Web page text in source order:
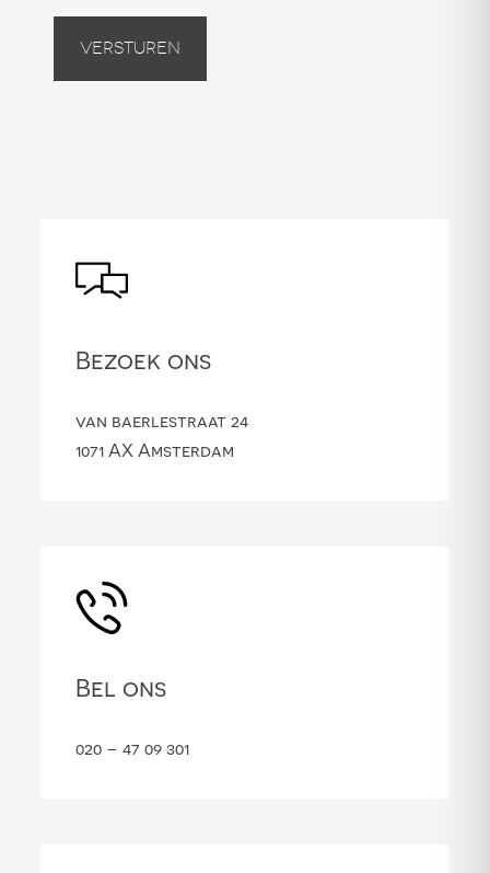
Versturen
Bezoek ons
van baerlestraat 24
1071 AX Amsterdam
Bel ons
020 – 47 09 301